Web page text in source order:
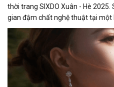
thời trang SIXDO Xuân - Hè
gian đậm chất nghệ thuật tại một
sông Sài Gòn. Tại sự kiện, Lan
trọng, rạng rỡ cùng bộ trang sức
800 triệu đồng từ thương hiệu PNJ.